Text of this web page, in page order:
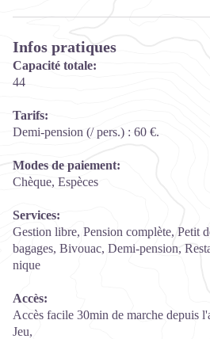
Infos pratiques
Capacité totale:
44
Tarifs:
Demi-pension (/ pers.) : 60 €.
Modes de paiement:
Chèque, Espèces
Services:
Gestion libre, Pension complète, Petit
bagages, Bivouac, Demi-pension,
nique
Accès:
Accès facile 30min de marche depuis
Jeu,